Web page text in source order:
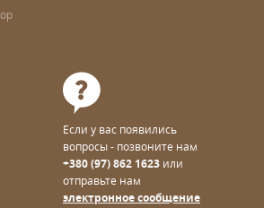
Если у вас появились
вопросы - позвоните нам
+380 (97) 862 1623 или
отправьте нам
электронное сообщение